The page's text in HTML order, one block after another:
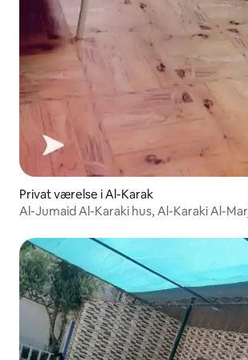
Privat værelse i Al-Karak
Al-Jumaid Al-Karaki hus, Al-Karaki Al-